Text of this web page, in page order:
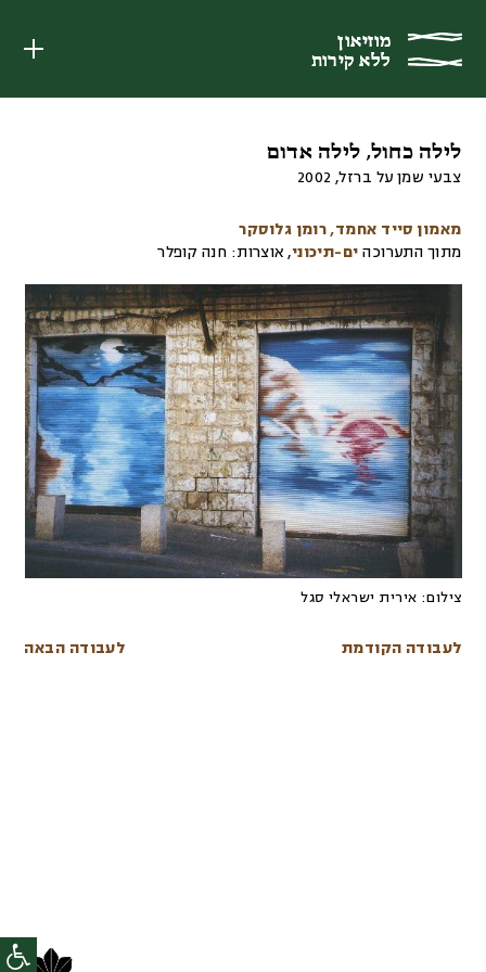
מוזיאון
ללא קירות
מוזיאון
ללא קירות
לילה כחול, לילה אדום
צבעי שמן על ברזל,
2002
מאמון סייד אחמד רומן גלוסקר
מתוך התערוכה ים-תיכוני, אוצרות: חנה קופלר
צילום: אירית ישראלי סגל
לעבודה הקודמת לעבודה הבאה